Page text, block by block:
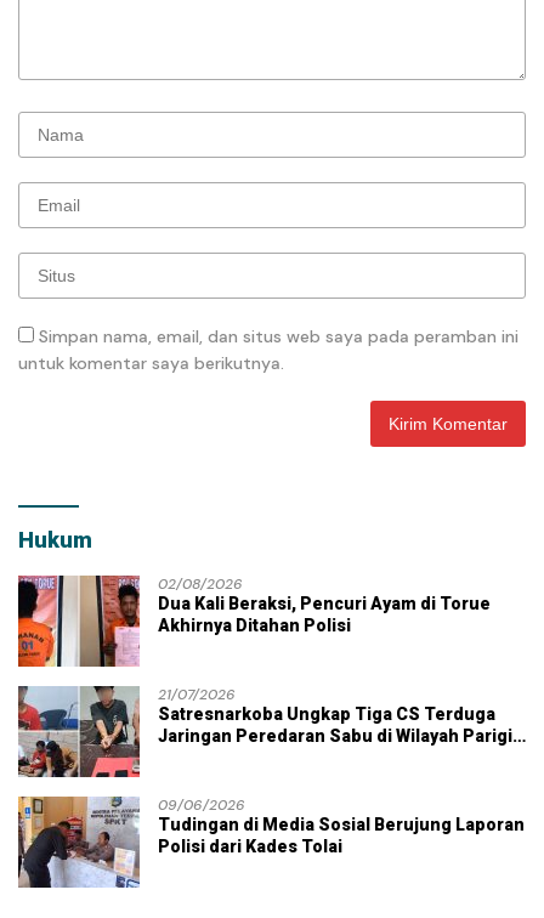
Simpan nama, email, dan situs web saya pada peramban ini
untuk komentar saya berikutnya.
Hukum
02/08/2026
Dua Kali Beraksi, Pencuri Ayam di Torue
Akhirnya Ditahan Polisi
21/07/2026
Satresnarkoba Ungkap Tiga CS Terduga
Jaringan Peredaran Sabu di Wilayah Parigi
09/06/2026
Tudingan di Media Sosial Berujung Laporan
Polisi dari Kades Tolai